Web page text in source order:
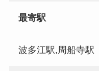
最寄駅
波多江駅,周船寺駅